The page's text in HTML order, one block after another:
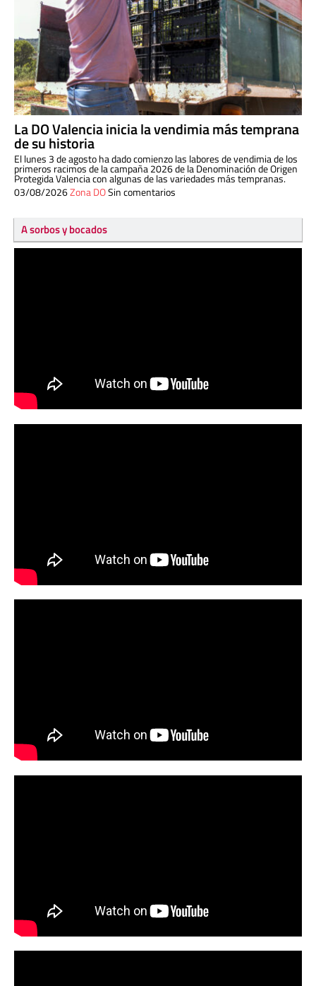
La DO Valencia inicia la vendimia más temprana
de su historia
El lunes 3 de agosto ha dado comienzo las labores de vendimia de los
primeros racimos de la campaña 2026 de la Denominación de Origen
Protegida Valencia con algunas de las variedades más tempranas.
03/08/2026Zona DOSin comentarios
A sorbos y bocados